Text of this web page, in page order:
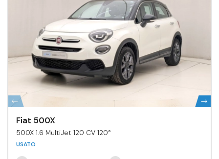
Fiat 500X
500X 1.6 MultiJet 120 CV 120°
USATO